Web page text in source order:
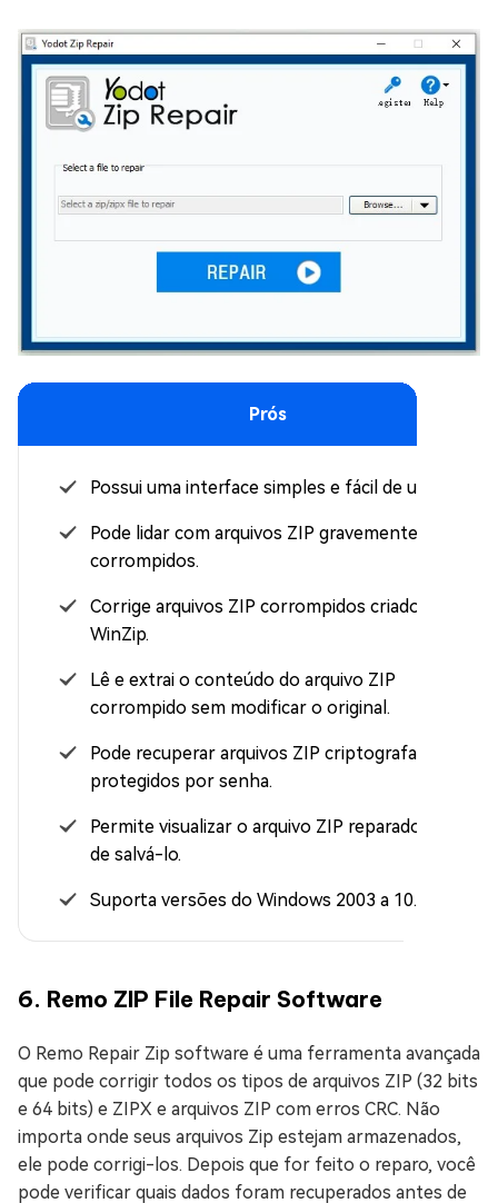
Prós
Possui uma interface simples e fácil de usar.
Pode lidar com arquivos ZIP gravemente
corrompidos.
Corrige arquivos ZIP corrompidos criados no
WinZip.
Lê e extrai o conteúdo do arquivo ZIP
corrompido sem modificar o original.
Pode recuperar arquivos ZIP criptografados e
protegidos por senha.
Permite visualizar o arquivo ZIP reparado antes
de salvá-lo.
Suporta versões do Windows 2003 a 10.
6. Remo ZIP File Repair Software
O Remo Repair Zip software é uma ferramenta avançada
que pode corrigir todos os tipos de arquivos ZIP (32 bits
e 64 bits) e ZIPX e arquivos ZIP com erros CRC. Não
importa onde seus arquivos Zip estejam armazenados,
ele pode corrigi-los. Depois que for feito o reparo, você
pode verificar quais dados foram recuperados antes de